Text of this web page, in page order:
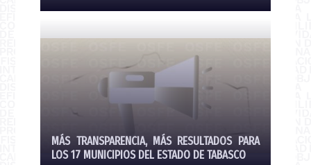
MÁS TRANSPARENCIA, MÁS RESULTADOS PARA
LOS 17 MUNICIPIOS DEL ESTADO DE TABASCO